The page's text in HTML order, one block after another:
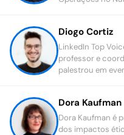
Diogo Cortiz
LinkedIn Top
professor e
palestrou em
Dora Kaufman
Dora Kaufman é
dos impactos